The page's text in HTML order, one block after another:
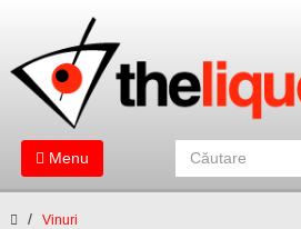
Menu
Vinuri